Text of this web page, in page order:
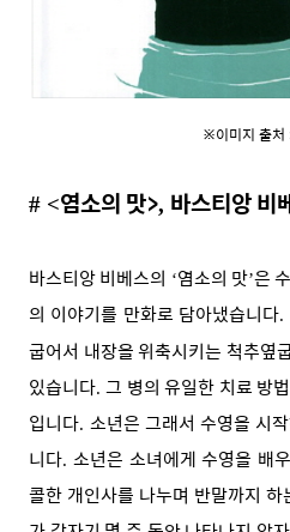
※이미지 출처
# <염소의 맛>, 바스티앙 비
바스티앙 비베스의 ‘염소의 맛’은
의 이야기를 만화로 담아냈습니다.
굽어서 내장을 위축시키는 척추옆
있습니다.그 병의 유일한 치료 방
입니다. 소년은 그래서 수영을 시
니다.소년은 소녀에게 수영을 배
콜한 개인사를 나누며 반말까지 하